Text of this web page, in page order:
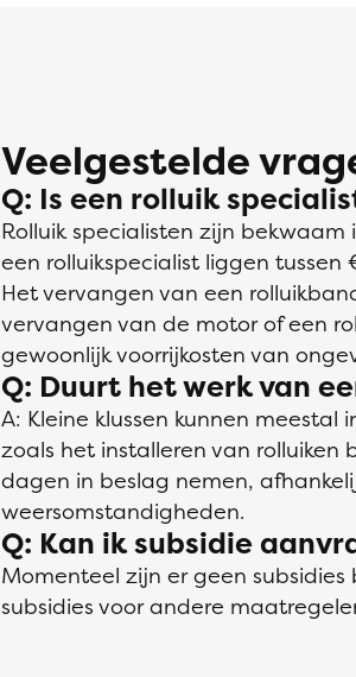
Veelgestelde
Q: Is een rolluik
Rolluik specialisten zijn
een rolluikspecialist liggen
Het vervangen van een
vervangen van de motor of een
gewoonlijk voorrijkosten van
Q: Duurt het werk van
A: Kleine klussen kunnen meestal
zoals het installeren van
dagen in beslag nemen,
weersomstandigheden.
Q: Kan ik subsidie
Momenteel zijn er geen subsidies
subsidies voor andere